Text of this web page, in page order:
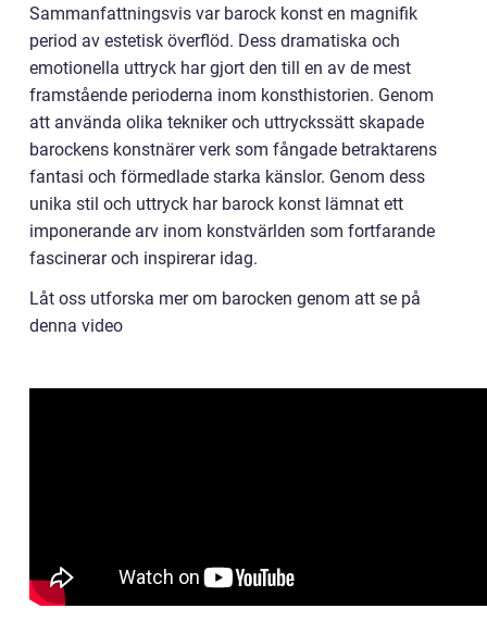
Sammanfattningsvis var barock konst en magnifik
period av estetisk överflöd. Dess dramatiska och
emotionella uttryck har gjort den till en av de mest
framstående perioderna inom konsthistorien. Genom
att använda olika tekniker och uttryckssätt skapade
barockens konstnärer verk som fångade betraktarens
fantasi och förmedlade starka känslor. Genom dess
unika stil och uttryck har barock konst lämnat ett
imponerande arv inom konstvärlden som fortfarande
fascinerar och inspirerar idag.
Låt oss utforska mer om barocken genom att se på
denna video